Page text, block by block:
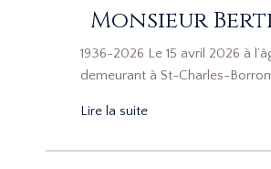
Monsieur
1936-2026 Le 15 avril 2026 à
demeurant à St-Charles-
Lire la suite